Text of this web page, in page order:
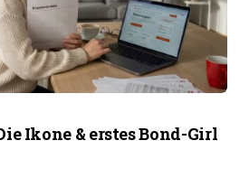
Ikone & erstes Bond-Girl